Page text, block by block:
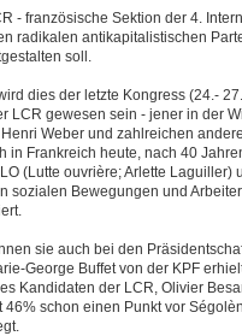
- französische Sektion der 4.
radikalen antikapitalistischen
soll.
dies der letzte Kongress (24.-
LCR gewesen sein - jener in der
Weber und zahlreichen
in Frankreich heute, nach 40
(Lutte ouvrière; Arlette Laguiller)
sozialen Bewegungen und
sie auch bei den
George Buffet von der KPF
Kandidaten der LCR, Olivier
46% schon einen Punkt vor